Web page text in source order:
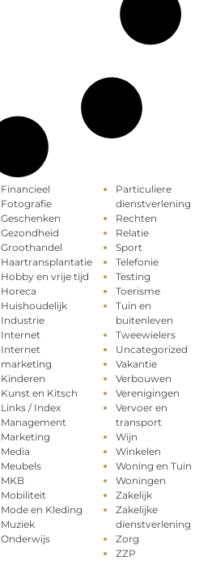
Financieel
Fotografie
Geschenken
Gezondheid
Groothandel
Haartransplantatie
Hobby en vrije tijd
Horeca
Huishoudelijk
Industrie
Internet
Internet
marketing
Kinderen
Kunst en Kitsch
Links / Index
Management
Marketing
Media
Meubels
MKB
Mobiliteit
Mode en Kleding
Muziek
Onderwijs
Particuliere
dienstverlening
Rechten
Relatie
Sport
Telefonie
Testing
Toerisme
Tuin en
buitenleven
Tweewielers
Uncategorized
Vakantie
Verbouwen
Verenigingen
Vervoer en
transport
Wijn
Winkelen
Woning en Tuin
Woningen
Zakelijk
Zakelijke
dienstverlening
Zorg
ZZP